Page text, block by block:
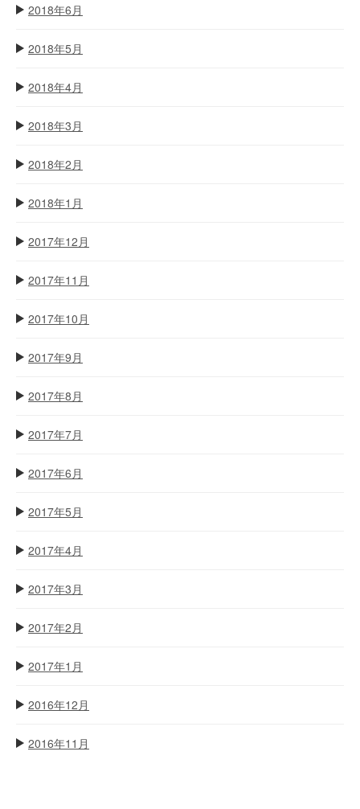
2018年6月
2018年5月
2018年4月
2018年3月
2018年2月
2018年1月
2017年12月
2017年11月
2017年10月
2017年9月
2017年8月
2017年7月
2017年6月
2017年5月
2017年4月
2017年3月
2017年2月
2017年1月
2016年12月
2016年11月